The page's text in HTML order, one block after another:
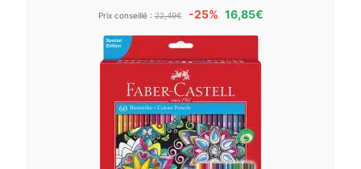
Prix conseillé :22,49€ -25% 16,85€